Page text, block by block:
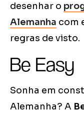
desenhar o
Alemanha com
regras de visto.
Be Easy
Sonha em
Alemanha? A